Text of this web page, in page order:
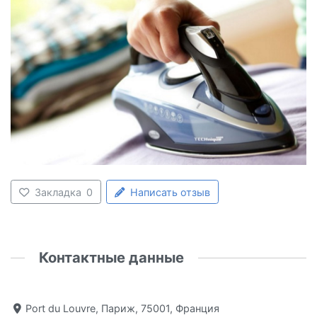
Закладка 0 Написать отзыв
Контактные данные
Port du Louvre, Париж, 75001, Франция